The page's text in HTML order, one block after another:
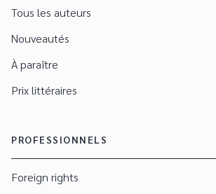
Tous les auteurs
Nouveautés
À paraître
Prix littéraires
PROFESSIONNELS
Foreign rights